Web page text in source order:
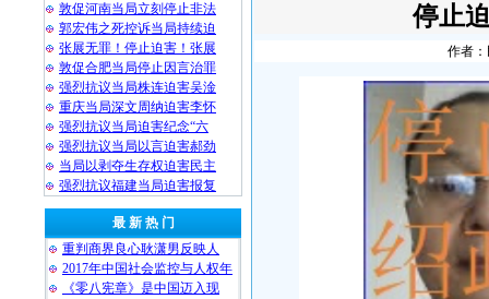
敦促河南当局立刻停止非法
郭宏伟之死控诉当局持续迫
张展无罪！停止迫害！张展
敦促合肥当局停止因言治罪
强烈抗议当局株连迫害吴淦
重庆当局深文周纳迫害李怀
强烈抗议当局迫害纪念“六
强烈抗议当局以言迫害郝劲
当局以剥夺生存权迫害民主
强烈抗议福建当局迫害报复
最 新 热 门
重判商界良心耿潇男反映人
2017年中国社会监控与人权年
《零八宪章》是中国迈入现
停止
作者：